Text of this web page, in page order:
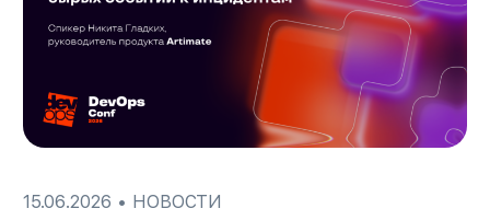
15.06.2026 • НОВОСТИ